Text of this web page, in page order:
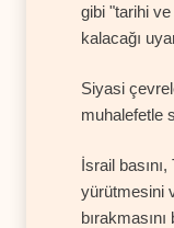
gibi "tarihi
kalacağı
Siyasi
muhalefetle
İsrail
yürütmesini